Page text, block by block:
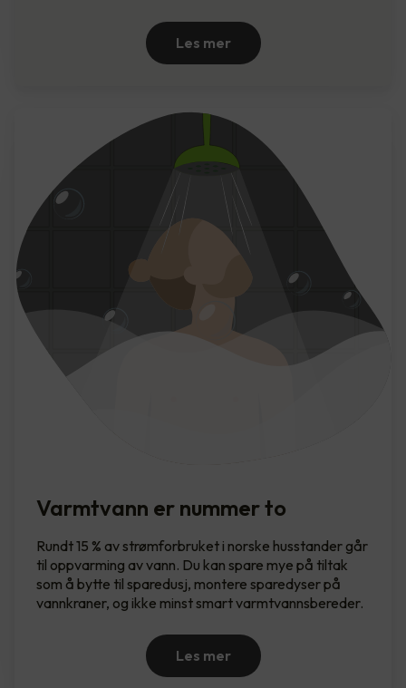
Les mer
Varmtvann er nummer to
Rundt 15 % av strømforbruket i norske husstander går
til oppvarming av vann. Du kan spare mye på tiltak
som å bytte til sparedusj, montere sparedyser på
vannkraner, og ikke minst smart varmtvannsbereder.
Les mer